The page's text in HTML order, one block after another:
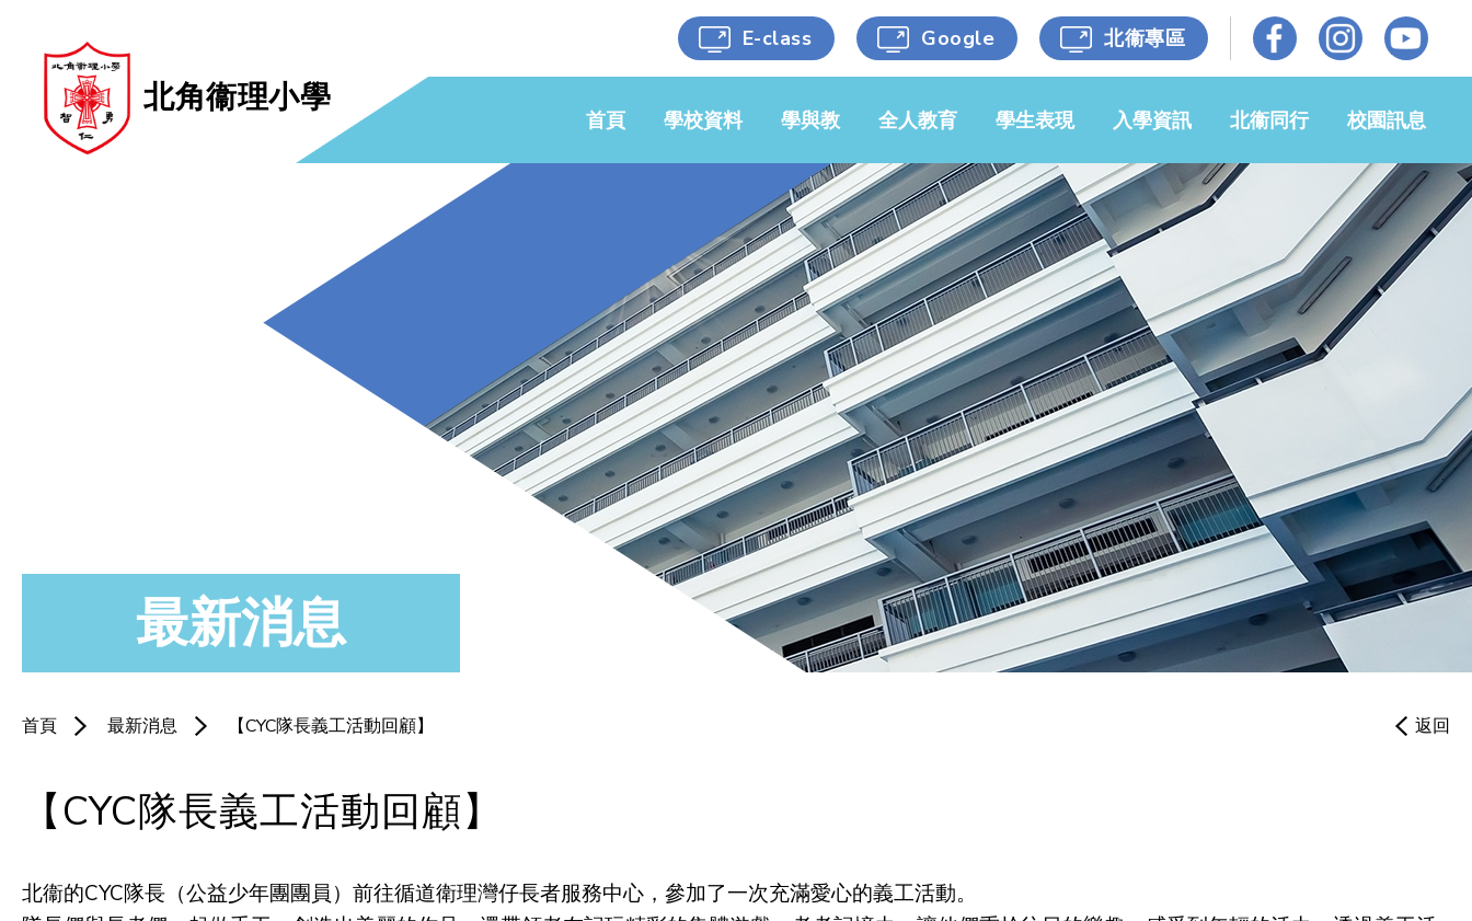
北角衞理小學
E-class Google 北衞專區
首頁 學校資料
學校文件
校服樣式
學校刊物
校車服務
選用書目
聯絡我們
學與教
中文科
英文科
數學科
常識/人文/
科學
音樂科
視藝科
體育科
宗教科
普通話科
全人教育
黃金時段
藝術涵養
健康生活
科學能力
人文關懷
跨科目活動
培育園地
服務團隊
北衞校隊
黃金時段專
學生表現
光榮榜
佳作共賞
自學成果
獎學金
小六升中
自學樂繽紛
入學資訊
小一入學事
宜
申請2026-
27年度小
一候補生事
宜
申請插班生
學生入學資
料記錄表
繳費靈PPS
帳戶設定
北衞同行
牧區牧養
各級照片
家校同心
衞理校友
校園訊息
校園動態
媒體報導
校園電視台
開放日
65週年校
慶
最新消息
返回
首頁 最新消息 【CYC隊長義工活動回顧】
【CYC隊長義工活動回顧】
北衞的CYC隊長（公益少年團團員）前往循道衛理灣仔長者服務中心，參加了一次充滿愛心的義工活動。